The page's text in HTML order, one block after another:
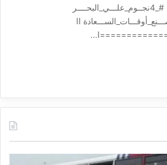
#فــندق_عـــايدة_بيتـــش . #_4نجــوم_علـــي_البحــــر
اا